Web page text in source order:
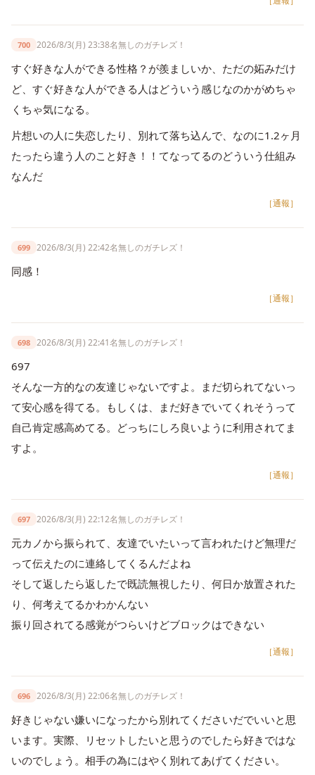
700 2026/8/3(月) 23:38名無しのガチレズ！
すぐ好きな人ができる性格？が羨ましいか、ただの妬みだけ
ど、すぐ好きな人ができる人はどういう感じなのかがめちゃ
くちゃ気になる。
片想いの人に失恋したり、別れて落ち込んで、なのに1.2ヶ月
たったら違う人のこと好き！！てなってるのどういう仕組み
なんだ
［通報］
699 2026/8/3(月) 22:42名無しのガチレズ！
同感！
［通報］
698 2026/8/3(月) 22:41名無しのガチレズ！
697
そんな一方的なの友達じゃないですよ。まだ切られてないっ
て安心感を得てる。もしくは、まだ好きでいてくれそうって
自己肯定感高めてる。どっちにしろ良いように利用されてま
すよ。
［通報］
697 2026/8/3(月) 22:12名無しのガチレズ！
元カノから振られて、友達でいたいって言われたけど無理だ
って伝えたのに連絡してくるんだよね
そして返したら返したで既読無視したり、何日か放置された
り、何考えてるかわかんない
振り回されてる感覚がつらいけどブロックはできない
［通報］
696 2026/8/3(月) 22:06名無しのガチレズ！
好きじゃない嫌いになったから別れてくださいだでいいと思
います。実際、リセットしたいと思うのでしたら好きではな
いのでしょう。相手の為にはやく別れてあげてください。